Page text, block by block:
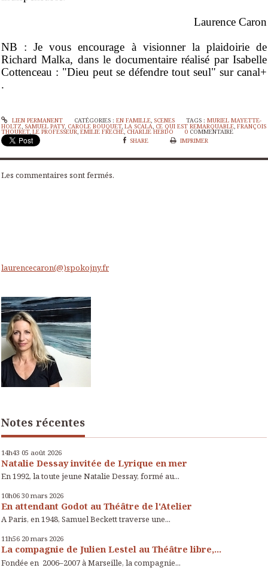
Laurence Caron
NB : Je vous encourage à visionner la plaidoirie de
Richard Malka, dans le documentaire réalisé par Isabelle
Cottenceau : "Dieu peut se défendre tout seul" sur canal+
.
LIEN PERMANENT CATÉGORIES : EN FAMILLE, SCENES TAGS :MURIEL MAYETTE-
HOLTZ, SAMUEL PATY, CAROLE BOUQUET, LA SCALA, CE QUI EST REMARQUABLE, FRANÇOIS
THOURET, LE PROFESSEUR, EMILIE FRECHE, CHARLIE HEBDO 0 COMMENTAIRE
SHARE
IMPRIMER
Les commentaires sont fermés.
laurencecaron(@)spokojny.fr
Notes récentes
14h43 05 août 2026
Natalie Dessay invitée de Lyrique en mer
En 1992, la toute jeune Natalie Dessay, formé au...
10h06 30 mars 2026
En attendant Godot au Théâtre de l'Atelier
A Paris, en 1948, Samuel Beckett traverse une...
11h56 20 mars 2026
La compagnie de Julien Lestel au Théâtre libre,...
Fondée en 2006–2007 à Marseille, la compagnie...